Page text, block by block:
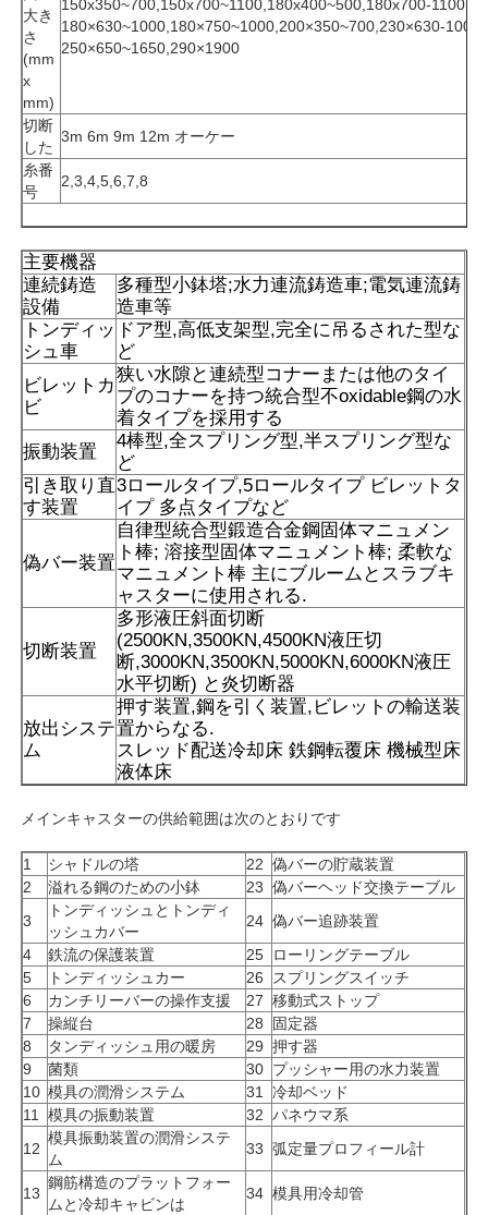
真空の誘導の溶ける炉
産業溶ける炉
バキュームシンターストーブ
ガラス和らげる炉
プラズマアーク炉
車の最下の炉
工業用温水ボイラー
燃費のボイラー
生物量の蒸気ボイラ
産業用実験室のオーブン
真空の乾燥オーブン
CCM 鋳造機
大き
さ
(mm
x
mm)
150x350~700,150x700~1100,180x400~500,180x700-1100
180×630~1000,180×750~1000,200×350~700,230×630-1000
250×650~1650,290×1900
切断
した
3m 6m 9m 12m オーケー
糸番
号
2,3,4,5,6,7,8
主要機器
連続鋳造
設備
多種型小鉢塔;水力連流鋳造車;電気連流鋳
造車等
トンディッ
シュ車
ドア型,高低支架型,完全に吊るされた型な
ど
ビレットカ
ビ
狭い水隙と連続型コナーまたは他のタイ
プのコナーを持つ統合型不oxidable鋼の水
着タイプを採用する
振動装置
4棒型,全スプリング型,半スプリング型な
ど
引き取り直
す装置
3ロールタイプ,5ロールタイプ ビレットタ
イプ 多点タイプなど
偽バー装置
自律型統合型鍛造合金鋼固体マニュメン
ト棒; 溶接型固体マニュメント棒; 柔軟な
マニュメント棒 主にブルームとスラブキ
ャスターに使用される.
切断装置
多形液圧斜面切断
(2500KN,3500KN,4500KN液圧切
断,3000KN,3500KN,5000KN,6000KN液圧
水平切断) と炎切断器
放出システ
ム
押す装置,鋼を引く装置,ビレットの輸送装
置からなる.
スレッド配送冷却床 鉄鋼転覆床 機械型床
液体床
メインキャスターの供給範囲は次のとおりです
1 シャドルの塔 22 偽バーの貯蔵装置
2
溢れる鋼のための小鉢 23 偽バーヘッド交換テーブル
3
トンディッシュとトンディ
ッシュカバー
24 偽バー追跡装置
4
鉄流の保護装置 25
ローリングテーブル
5
トンディッシュカー 26
スプリングスイッチ
6
カンチリーバーの操作支援 27 移動式ストップ
7
操縦台 28
固定器
8
タンディッシュ用の暖房 29 押す器
9
菌類 30 プッシャー用の水力装置
10 模具の潤滑システム 31
冷却ベッド
11
模具の振動装置 32 パネウマ系
12
模具振動装置の潤滑システ
ム
33 弧定量プロフィール計
13
鋼筋構造のプラットフォー
ムと冷却キャビンは
34 模具用冷却管